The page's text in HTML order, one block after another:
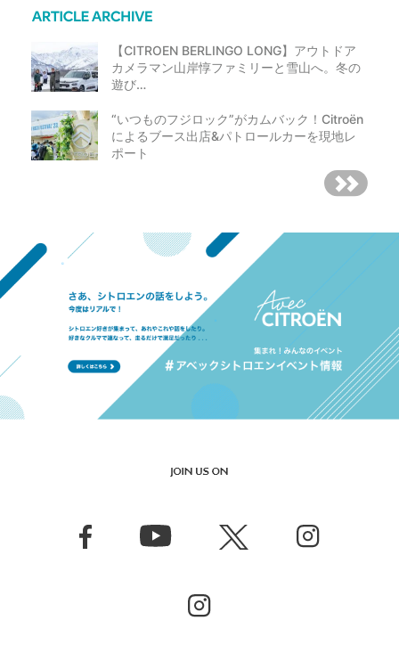
【CITROEN BERLINGO LONG】アウトドア
カメラマン山岸惇ファミリーと雪山へ。冬の
遊び…
“いつものフジロック”がカムバック！Citroën
によるブース出店&パトロールカーを現地レ
ポート